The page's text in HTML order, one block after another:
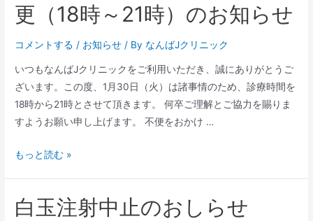
更（18時～21時）のお知らせ
コメントする / お知らせ / By なんばJクリニック
いつもなんばJクリニックをご利用いただき、誠にありがとうご
ざいます。この度、1月30日（火）は諸事情のため、診療時間を
18時から21時とさせて頂きます。 何卒ご理解とご協力を賜りま
すようお願い申し上げます。 不便をおかけ …
もっと読む »
白玉注射中止のおしらせ